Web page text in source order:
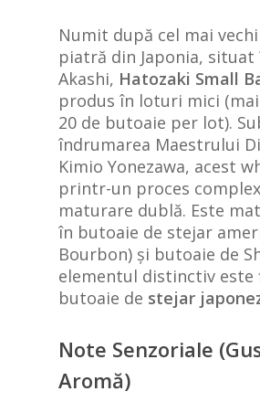
Numit după cel mai
piatră din Japonia,
Akashi, Hatozaki Small
produs în loturi mici
20 de butoaie per lot).
îndrumarea Maestrului
Kimio Yonezawa, acest
printr-un proces
maturare dublă. Este
în butoaie de stejar
Bourbon) și butoaie de
elementul distinctiv este
butoaie de stejar
Note Senzoriale
Aromă)